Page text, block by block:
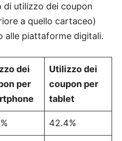
di utilizzo dei coupon
a quello cartaceo)
alle piattaforme digitali.
dei
per
Utilizzo dei
coupon per
tablet
42.4%